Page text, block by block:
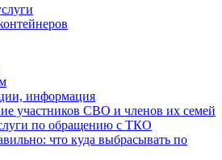
информация
участников СВО и членов их семей
по обращению с ТКО
что куда выбрасывать по